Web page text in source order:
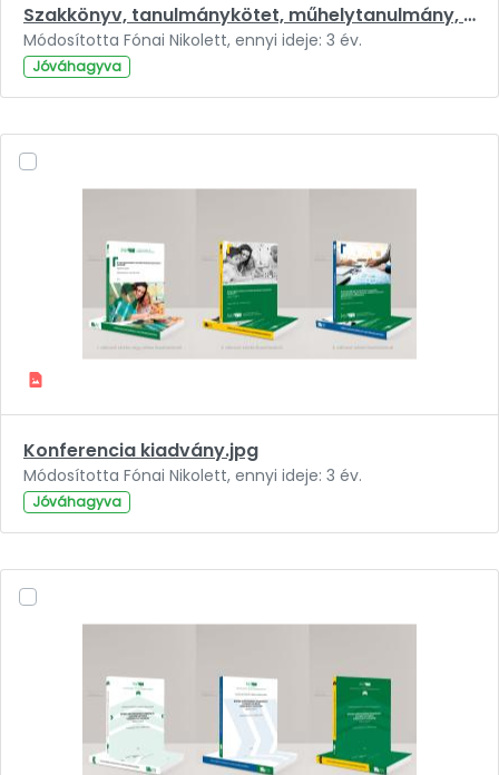
Szakkönyv, tanulmánykötet, műhelytanulmány, kutatásjelentés.jpg
Módosította Fónai Nikolett, ennyi ideje: 3 év.
Jóváhagyva
Konferencia kiadvány.jpg
Módosította Fónai Nikolett, ennyi ideje: 3 év.
Jóváhagyva